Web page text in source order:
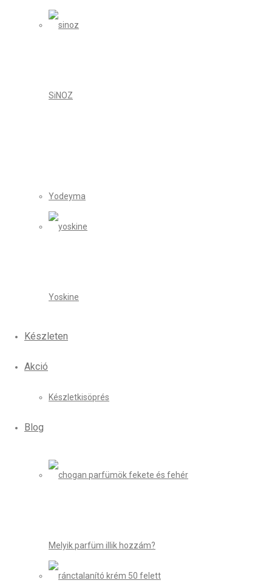
SiNOZ
Yodeyma
Yoskine
Készleten
Akció
Készletkisöprés
Blog
Melyik parfüm illik hozzám?